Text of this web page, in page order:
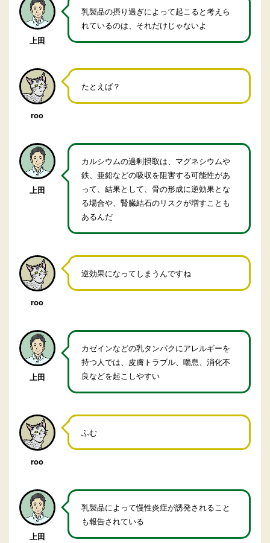
上田
乳製品の摂り過ぎによって起こると考えら
れているのは、それだけじゃないよ
roo
たとえば？
上田
カルシウムの過剰摂取は、マグネシウムや
鉄、亜鉛などの吸収を阻害する可能性があ
って、結果として、骨の形成に逆効果とな
る場合や、腎臓結石のリスクが増すことも
あるんだ
roo
逆効果になってしまうんですね
上田
カゼインなどの乳タンパクにアレルギーを
持つ人では、皮膚トラブル、喘息、消化不
良などを起こしやすい
roo
ふむ
上田
乳製品によって慢性炎症が誘発されること
も報告されている